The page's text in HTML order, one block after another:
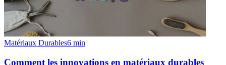
Matériaux Durables6 min
Comment les innovations en matériaux durables